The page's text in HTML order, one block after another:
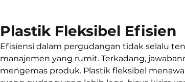
Plastik Fleksibel Efisien
Efisiensi dalam pergudangan tidak selalu
manajemen yang rumit. Terkadang,
mengemas produk. Plastik fleksibel